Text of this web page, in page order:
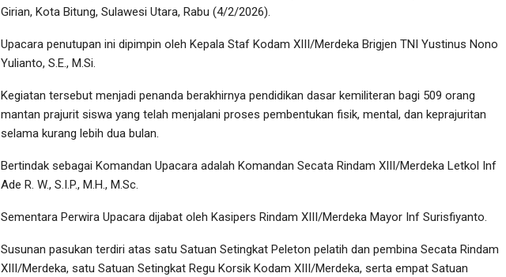
Girian, Kota Bitung, Sulawesi Utara, Rabu (4/2/2026).
Upacara penutupan ini dipimpin oleh Kepala Staf Kodam XIII/Merdeka Brigjen TNI Yustinus Nono
Yulianto, S.E., M.Si.
Kegiatan tersebut menjadi penanda berakhirnya pendidikan dasar kemiliteran bagi 509 orang
mantan prajurit siswa yang telah menjalani proses pembentukan fisik, mental, dan keprajuritan
selama kurang lebih dua bulan.
Bertindak sebagai Komandan Upacara adalah Komandan Secata Rindam XIII/Merdeka Letkol Inf
Ade R. W., S.I.P., M.H., M.Sc.
Sementara Perwira Upacara dijabat oleh Kasipers Rindam XIII/Merdeka Mayor Inf Surisfiyanto.
Susunan pasukan terdiri atas satu Satuan Setingkat Peleton pelatih dan pembina Secata Rindam
XIII/Merdeka, satu Satuan Setingkat Regu Korsik Kodam XIII/Merdeka, serta empat Satuan